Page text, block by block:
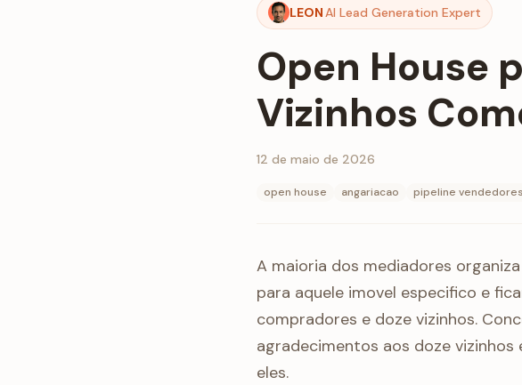
LEONAI Lead Generation Expert
Open House
Vizinhos
12 de maio de 2026
open house angariacao pipeline vendedores
A maioria dos mediadores
para aquele imovel especifico e
compradores e doze vizinhos.
agradecimentos aos doze
eles.